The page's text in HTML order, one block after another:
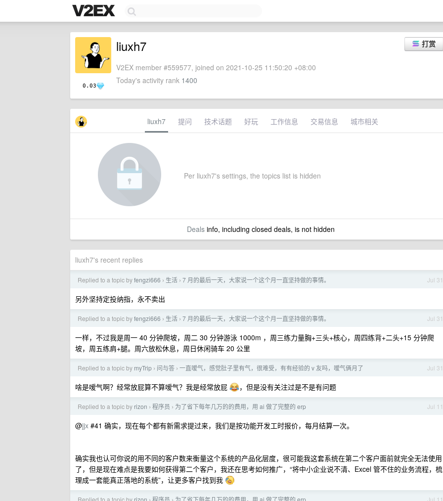
0.03
打赏
liuxh7
V2EX member #559577, joined on 2021-10-25 11:50:20 +08:00
Today's activity rank 1400
liuxh7 提问 技术话题 好玩 工作信息 交易信息 城市相关
Per liuxh7's settings, the topics list is hidden
Dealsinfo, including closed deals, is not hidden
liuxh7's recent replies
Jul 31
Replied to a topic byfengzi666 › 生活 › 7 月的最后一天，大家说一个这个月一直坚持做的事情。
另外坚持定投纳指，永不卖出
Jul 31
Replied to a topic byfengzi666 › 生活 › 7 月的最后一天，大家说一个这个月一直坚持做的事情。
一样，不过我是周一 40 分钟爬坡，周二 30 分钟游泳 1000m ，周三练力量胸+三头+核心，周四练背+二头+15 分钟爬
坡，周五练肩+腿。周六放松休息，周日休闲骑车 20 公里
Jul 31
Replied to a topic by myTrip › 问与答 › 一直嗳气，感觉肚子里有气，很难受，有有经验的 v 友吗，嗳气俩月了
啥是嗳气啊？经常放屁算不算嗳气？我是经常放屁 ，但是没有关注过是不是有问题
Jul 11
Replied to a topic by rizon › 程序员 › 为了省下每年几万的的费用，用 ai 做了完整的 erp
@jjx #41 确实，现在每个都有新需求提过来，我们是按功能开发工时报价，每月结算一次。
确实我也认可你说的用不同的客户数来衡量这个系统的产品化层度，很可能我这套系统在第二个客户面前就完全无法使用
了，但是现在难点是我要如何获得第二个客户，我还在思考如何推广，“将中小企业说不清、Excel 管不住的业务流程，梳
理成一套能真正落地的系统”，让更多客户找到我
Jul 11
Replied to a topic by rizon 程序员 为了省下每年几万的的费用，用 ai 做了完整的 erp